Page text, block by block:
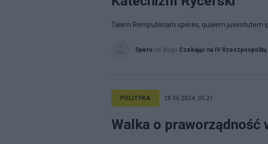
Talem Rempublicam speres, qualem juventutem
Spero na blogu Czekając na IV Rzeczpospolitą
POLITYKA 28.06.2024, 05:21
Walka o praworządność